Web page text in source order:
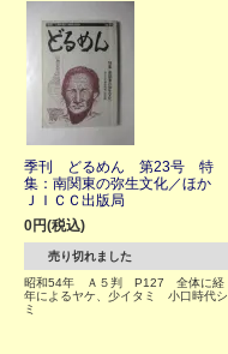
季刊 どるめん 第23号 特
集：南関東の弥生文化／ほか
ＪＩＣＣ出版局
0円(税込)
売り切れました
昭和54年 Ａ５判 P127 全体に経
年によるヤケ、少イタミ 小口時代シ
ミ